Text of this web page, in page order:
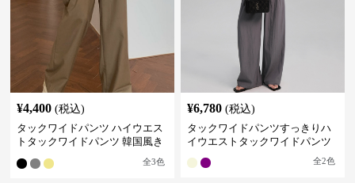
¥4,400 (税込)
タックワイドパンツ ハイウエス
トタックワイドパンツ 韓国風き
全3色
¥6,780 (税込)
タックワイドパンツすっきりハ
イウエストタックワイドパンツ
全2色